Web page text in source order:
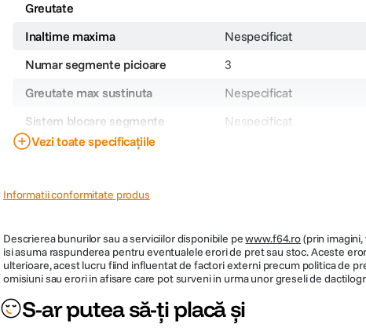
Greutate
Inaltime maxima
Nespecificat
Numar segmente picioare
3
Greutate max sustinuta
Nespecificat
Sistem blocare segmente
Nespecificat
Sectiuni coloana centrala
Inaltime minima
Tepuse la baza picioarelor
Nespecificat
Dimensiune strans
Nespecificat
Nespecificat
Tip produs
Nespecificat
Vezi toate specificațiile
Informatii conformitate produs
Descrierea bunurilor sau a serviciilor disponibile pewww.f64.ro(prin
isi asuma raspunderea pentru eventualele erori de pret sau stoc. Aceste
ulterioare, acest lucru fiind influentat de factori externi precum politica de
omisiuni sau erori in afisare care pot surveni in urma unor greseli de
S-ar putea să-ți placă și